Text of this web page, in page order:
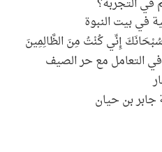
التجربة؟
في بيت النبوة
سُبْحَانَكَ إِنِّي كُنْتُ مِنَ الظَّالِمِينَ
في التعامل مع حر الصيف
بن حيان